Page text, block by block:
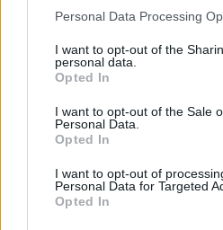
Please note that this website/app
not limited to your visit or usage
grant or deny consent to Google
use your data for below specified
consent section.
Personal Data Processing
I want to opt-out of the
personal data.
Opted In
I want to opt-out of the Sale
Personal Data.
Opted In
I want to opt-out of
Personal Data for Targeted
Opted In